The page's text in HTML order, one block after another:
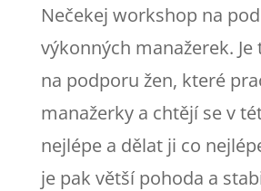
Nečekej workshop na
výkonných manažerek.
na podporu žen, které
manažerky a chtějí se v
nejlépe a dělat ji co
je pak větší pohoda a